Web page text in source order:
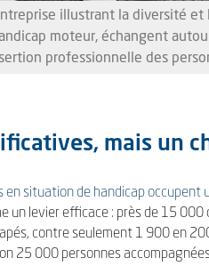
illustrant la diversité et
moteur, échangent
professionnelle des
mais un
en situation de handicap occupent
un levier efficace : près de 15
contre seulement 1 900 en
25 000 personnes